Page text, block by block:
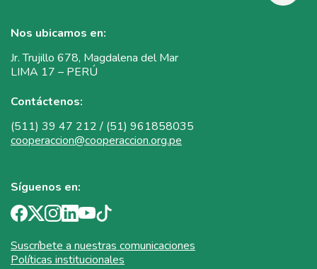
Nos ubicamos en:
Jr. Trujillo 678, Magdalena del Mar
LIMA 17 – PERÚ
Contáctenos:
(511) 39 47 212 / (51) 961858035
cooperaccion@cooperaccion.org.pe
Síguenos en:
Suscríbete a nuestras comunicaciones
Políticas institucionales